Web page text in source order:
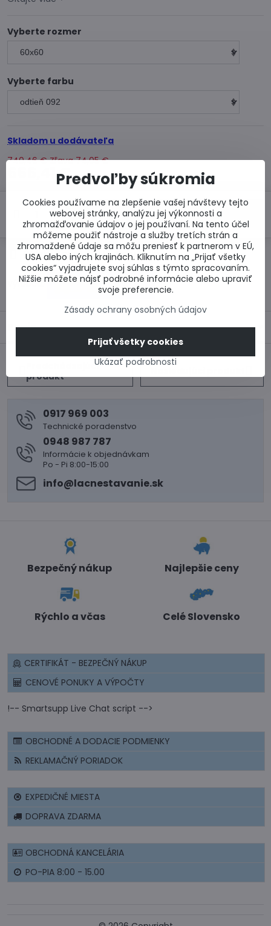
Vyberte rozmer
Vyberte farbu
Skladom u dodávateľa
740,46 € Zľava 74,05 €
666,41 €
Do košíka
Otázka k produktu Doručenia
Výrobca:
Popis
Predchádzajúci
produkt
0917 969 003
Technické poradenstvo
0948 987 787
Informácie k objednávkam
Po - Pi 8:00-15:00
info​@lacnestavanie​.sk
Bezpečný nákup Najlepšie ceny
Rýchlo a včas Celé Slovensko
CERTIFIKÁT - BEZPEČNÝ NÁKUP
CENOVÉ PONUKY A VÝPOČTY
!-- Smartsupp Live Chat script -->
OBCHODNÉ A DODACIE PODMIENKY
REKLAMAČNÝ PORIADOK
EXPEDIČNÉ MIESTA
DOPRAVA ZDARMA
OBCHODNÁ KANCELÁRIA
PO-PIA 8:00 - 15.00
Predvoľby súkromia
Cookies používame na zlepšenie vašej návštevy tejto
webovej stránky, analýzu jej výkonnosti a
zhromažďovanie údajov o jej používaní. Na tento účel
môžeme použiť nástroje a služby tretích strán a
zhromaždené údaje sa môžu preniesť k partnerom v EÚ,
USA alebo iných krajinách. Kliknutím na „Prijať všetky
cookies“ vyjadrujete svoj súhlas s týmto spracovaním.
Nižšie môžete nájsť podrobné informácie alebo upraviť
svoje preferencie.
Zásady ochrany osobných údajov
Ukázať podrobnosti
Prijať všetky cookies